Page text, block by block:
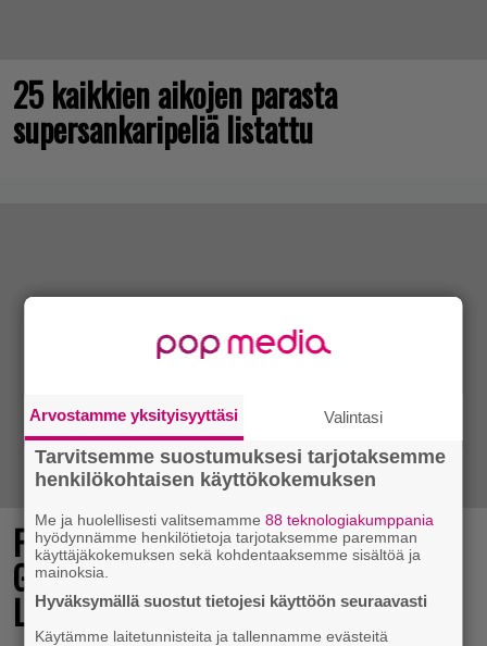
25 kaikkien aikojen parasta
supersankaripeliä listattu
Final Fantasy VII Revelation näytillä
Gamescom-messujen Opening Night
Live -tapahtumassa
Arvostamme yksityisyyttäsi Valintasi
Tarvitsemme suostumuksesi tarjotaksemme
henkilökohtaisen käyttökokemuksen
Me ja huolellisesti valitsemamme88 teknologiakumppania
hyödynnämme henkilötietoja tarjotaksemme paremman
käyttäjäkokemuksen sekä kohdentaaksemme sisältöä ja
mainoksia.
Hyväksymällä suostut tietojesi käyttöön seuraavasti
Käytämme laitetunnisteita ja tallennamme evästeitä